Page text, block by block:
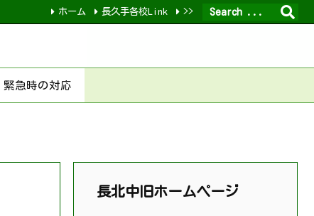
緊急時の対応
ホーム 長久手各校Link >>
長北中旧ホームページ